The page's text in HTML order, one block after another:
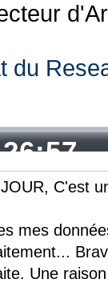
du
C'est
mes
Une